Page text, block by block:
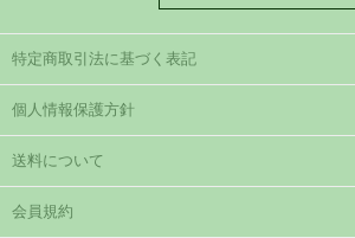
特定商取引法に基づく表記
個人情報保護方針
送料について
会員規約